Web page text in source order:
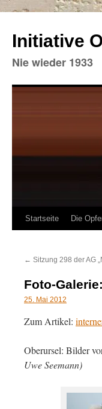
Initiative
Nie wieder 1933
Zum
springen
Startseite Die
← Sitzung 298 der AG
Foto-
25. Mai 2012
Zum Artikel:
Oberursel: Bilder
Uwe Seemann)